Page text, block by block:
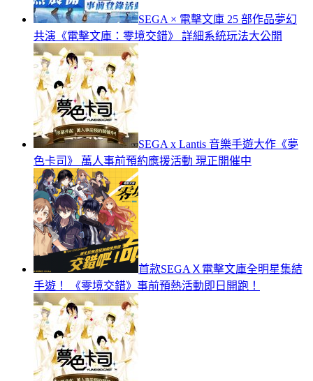
SEGA × 電擊文庫 25 部作品夢幻
共演《電擊文庫：零境交錯》 詳細系統玩法大公開
SEGA x Lantis 音樂手遊大作《夢
色卡司》 萬人事前預約應援活動 現正開催中
首款SEGAＸ電擊文庫全明星集結
手遊！ 《零境交錯》事前預熱活動即日開跑！